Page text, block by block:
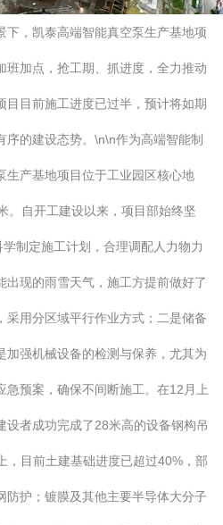
下，凯泰高端智能真空泵生产基地项
班加点，抢工期、抓进度，全力推动
目目前施工进度已过半，预计将如期
序的建设态势。\n\n作为高端智能制
生产基地项目位于工业园区核心地
。自开工建设以来，项目部始终坚
制定施工计划，合理调配人力物力
出现的雨雪天气，施工方提前做好了
采用分区域平行作业方式；二是储备
加强机械设备的检测与保养，尤其为
急预案，确保不间断施工。在12月上
设者成功完成了28米高的设备钢构吊
，目前土建基础进度已超过40%，部
防护；镀膜及其他主要半导体大分子